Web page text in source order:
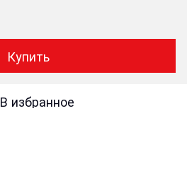
Купить
В избранное